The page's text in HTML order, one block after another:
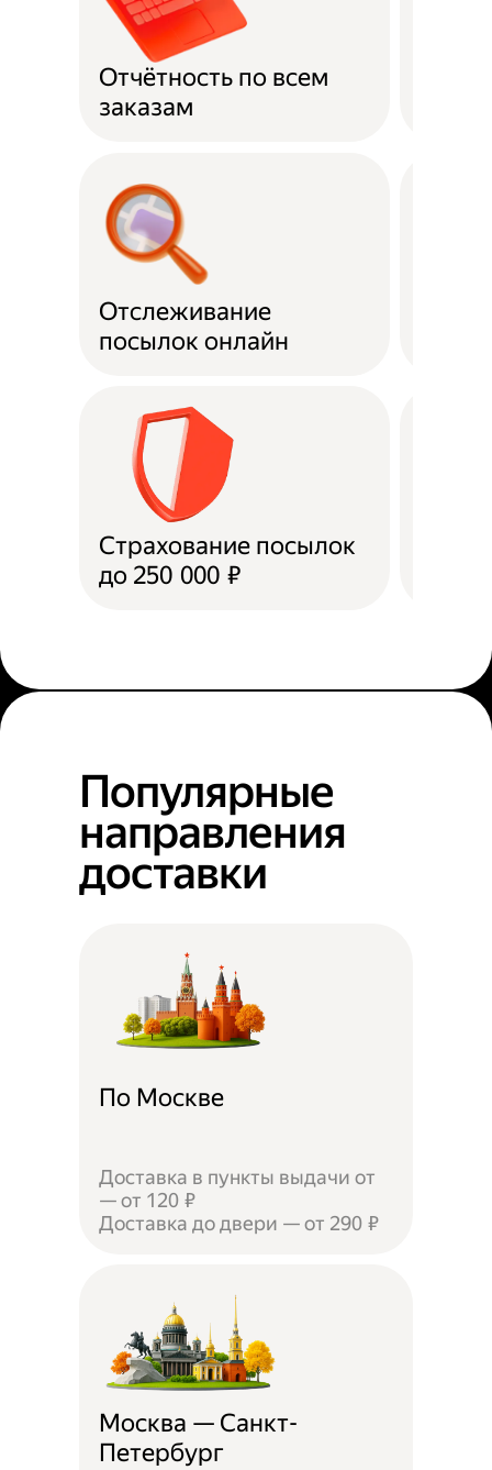
Отчётность по всем
заказам
Отслеживание
посылок онлайн
Страхование посылок
до 250 000 ₽
Популярные
направления
доставки
По Москве
Доставка в пункты выдачи от
— от 120 ₽
Доставка до двери — от 290 ₽
Москва — Санкт-
Петербург